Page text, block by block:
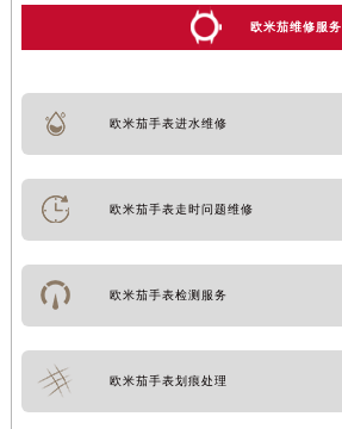
欧米茄维修服务
欧米茄手表进水维修
欧米茄手表走时问题维修
欧米茄手表检测服务
欧米茄手表划痕处理